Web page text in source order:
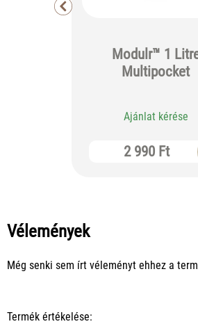
Modulr™ 1
Multipocket
Ajánlat kérése
2 990 Ft
Vélemények
Még senki sem írt véleményt ehhez a
Termék értékelése: